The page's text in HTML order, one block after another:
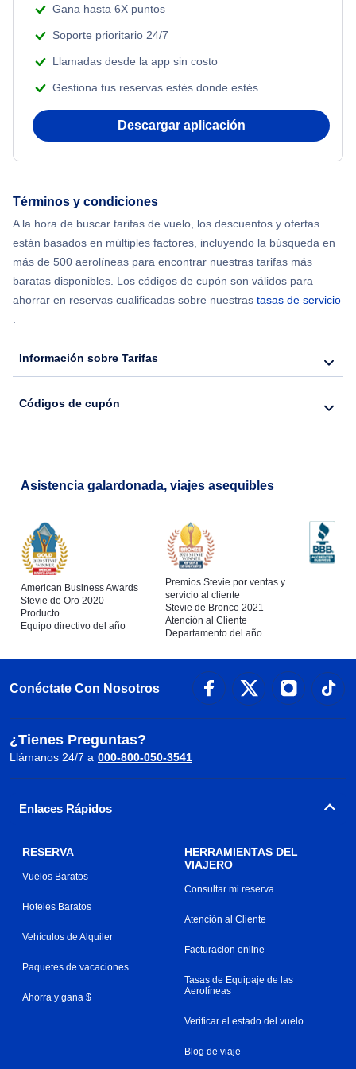
Flights from Nueva York to Singapur
Flights from Nueva York to Mumbai
Flights from Shanghai to Nueva York
Flights from Nueva York to Seúl
Flights from Nueva York to Hong Kong
Gana hasta 6X puntos
Soporte prioritario 24/7
Llamadas desde la app sin costo
Gestiona tus reservas estés donde estés
Descargar aplicación
Términos y condiciones
A la hora de buscar tarifas de vuelo, los descuentos y ofertas
están basados en múltiples factores, incluyendo la búsqueda en
más de 500 aerolíneas para encontrar nuestras tarifas más
baratas disponibles. Los códigos de cupón son válidos para
ahorrar en reservas cualificadas sobre nuestras tasas de servicio
.
Información sobre Tarifas
Códigos de cupón
Asistencia galardonada, viajes asequibles
American Business Awards
Stevie de Oro 2020 –
Producto
Equipo directivo del año
Premios Stevie por ventas y
servicio al cliente
Stevie de Bronce 2021 –
Atención al Cliente
Departamento del año
Conéctate Con Nosotros
¿Tienes Preguntas?
Llámanos 24/7 a 000-800-050-3541
Enlaces Rápidos
RESERVA
Vuelos Baratos
Hoteles Baratos
Vehículos de Alquiler
Paquetes de vacaciones
Ahorra y gana $
HERRAMIENTAS DEL
VIAJERO
Consultar mi reserva
Atención al Cliente
Facturacion online
Tasas de Equipaje de las
Aerolíneas
Verificar el estado del vuelo
Blog de viaje